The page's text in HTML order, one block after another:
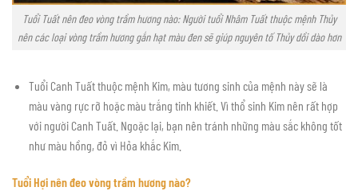
Tuổi Tuất nên đeo vòng trầm hương nào: Người tuổi Nhâm Tuất thuộc mệnh Thủy
nên các loại vòng trầm hương gắn hạt màu đen sẽ giúp nguyên tố Thủy dồi dào hơn
Tuổi Canh Tuất thuộc mệnh Kim, màu tương sinh của mệnh này sẽ là
màu vàng rực rỡ hoặc màu trắng tinh khiết. Vì thổ sinh Kim nên rất hợp
với người Canh Tuất. Ngoặc lại, bạn nên tránh những màu sắc không tốt
như màu hồng, đỏ vì Hỏa khắc Kim.
Tuổi Hợi nên đeo vòng trầm hương nào?